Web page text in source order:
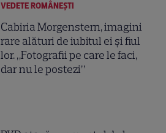
VEDETE ROMÂNEŞTI
Cabiria Morgenstern, imagini
rare alături de iubitul ei și fiul
lor. „Fotografii pe care le faci,
dar nu le postezi”